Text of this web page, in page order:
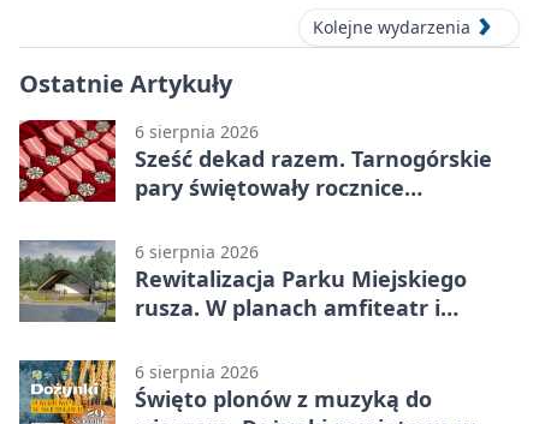
Kolejne wydarzenia
Ostatnie Artykuły
6 sierpnia 2026
Sześć dekad razem. Tarnogórskie
pary świętowały rocznice
6 sierpnia 2026
Rewitalizacja Parku Miejskiego
rusza. W planach amfiteatr i
6 sierpnia 2026
Święto plonów z muzyką do